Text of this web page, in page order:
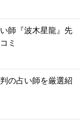
師『波木星龍』先
ミ
の占い師を厳選紹